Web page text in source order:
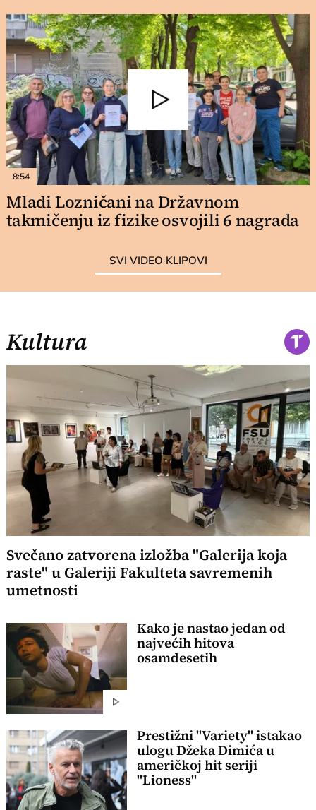
8:54
Mladi Lozničani na Državnom
takmičenju iz fizike osvojili 6 nagrada
SVI VIDEO KLIPOVI
Kultura
Svečano zatvorena izložba "Galerija koja
raste" u Galeriji Fakulteta savremenih
umetnosti
Kako je nastao jedan od
najvećih hitova
osamdesetih
Prestižni "Variety" istakao
ulogu Džeka Dimića u
američkoj hit seriji
"Lioness"